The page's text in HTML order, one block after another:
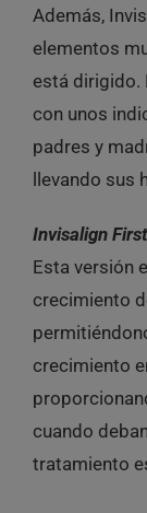
Además,
elementos
está dirigido.
con unos
padres y
llevando sus
Invisalign First
Esta versión
crecimiento
crecimiento
cuando
tratamiento